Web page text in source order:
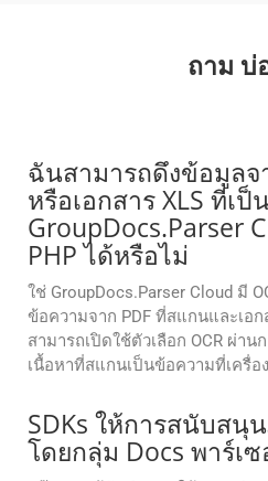
ถาม บ่
ฉันสามารถดึงข้อมูลจ
หรือเอกสาร XLS ที่เ
GroupDocs.Parser
PHP ได้หรือไม่
ใช่ GroupDocs.Parser Cloud มี
ข้อความจาก PDF ที่สแกนและเอ
สามารถเปิดใช้ตัวเลือก OCR ผ่าน
เนื้อหาที่สแกนเป็นข้อความที่เครื่อ
SDKs ให้การสนับสนุ
โดยกลุ่ม Docs พาร์เ